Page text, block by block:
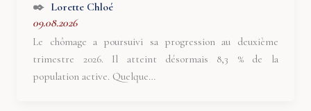
Lorette Chloé
09.08.2026
Le chômage a poursuivi sa progression au deuxième
trimestre 2026. Il atteint désormais 8,3 % de la
population active. Quelque…